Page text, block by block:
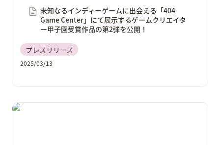
未知なるインディーゲームに出会える「404
Game Center」にて展示するゲームクリエイタ
ー甲子園受賞作品の第2弾を公開！
プレスリリース
2025/03/13
「TOKYO INDIE GAMES SUMMIT 2025」にゲームクリ